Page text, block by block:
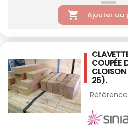
Ajouter au
COUPÉE
25).
Référence